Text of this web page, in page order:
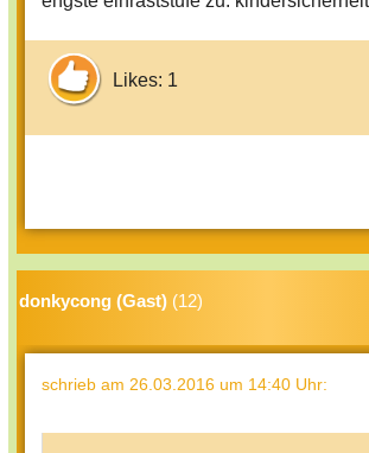
Likes: 1
donkycong (Gast) (12)
schrieb am 26.03.2016 um 14:40 Uhr: